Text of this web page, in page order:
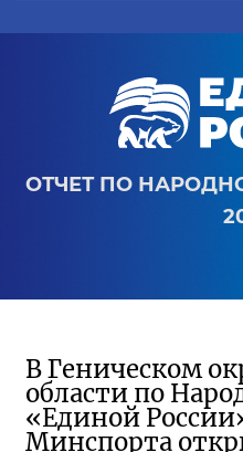
ОТЧЕТ ПО
В Геническом
области по
«Единой
Минспорта